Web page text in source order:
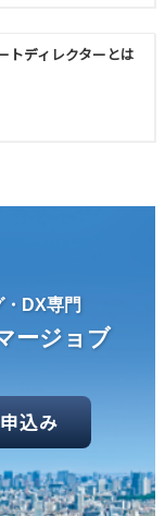
トディレクターとは
DX専門
ージョブ
込み